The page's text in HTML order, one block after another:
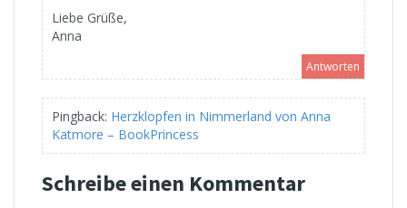
Liebe Grüße,
Anna
Antworten
Pingback: Herzklopfen in Nimmerland von Anna
Katmore – BookPrincess
Schreibe einen Kommentar